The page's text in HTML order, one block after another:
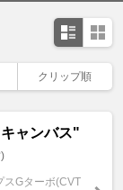
クリップ順
ャンバス"
スGターボ(CVT